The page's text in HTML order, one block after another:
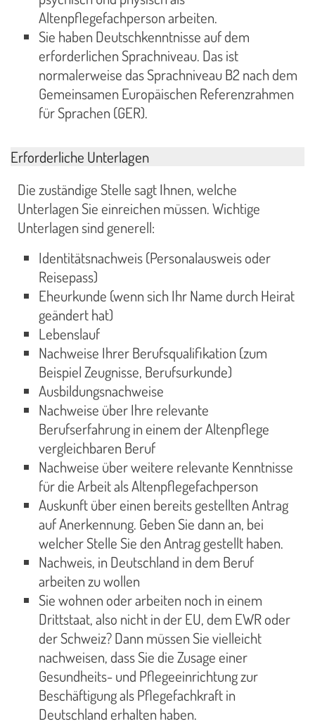
Altenpflegefachperson arbeiten.
Sie haben Deutschkenntnisse auf dem
erforderlichen Sprachniveau. Das ist
normalerweise das Sprachniveau B2 nach dem
Gemeinsamen Europäischen Referenzrahmen
für Sprachen (GER).
Erforderliche Unterlagen
Die zuständige Stelle sagt Ihnen, welche
Unterlagen Sie einreichen müssen. Wichtige
Unterlagen sind generell:
Identitätsnachweis (Personalausweis oder
Reisepass)
Eheurkunde (wenn sich Ihr Name durch Heirat
geändert hat)
Lebenslauf
Nachweise Ihrer Berufsqualifikation (zum
Beispiel Zeugnisse, Berufsurkunde)
Ausbildungsnachweise
Nachweise über Ihre relevante
Berufserfahrung in einem der Altenpflege
vergleichbaren Beruf
Nachweise über weitere relevante Kenntnisse
für die Arbeit als Altenpflegefachperson
Auskunft über einen bereits gestellten Antrag
auf Anerkennung. Geben Sie dann an, bei
welcher Stelle Sie den Antrag gestellt haben.
Nachweis, in Deutschland in dem Beruf
arbeiten zu wollen
Sie wohnen oder arbeiten noch in einem
Drittstaat, also nicht in der EU, dem EWR oder
der Schweiz? Dann müssen Sie vielleicht
nachweisen, dass Sie die Zusage einer
Gesundheits- und Pflegeeinrichtung zur
Beschäftigung als Pflegefachkraft in
Deutschland erhalten haben.